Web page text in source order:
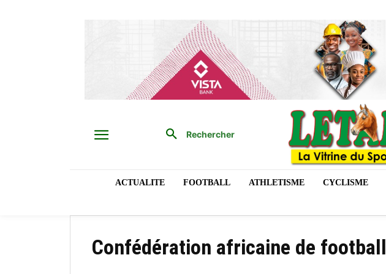
Rechercher
ACTUALITE FOOTBALL ATHLETISME CYCLISME
Confédération africaine de football